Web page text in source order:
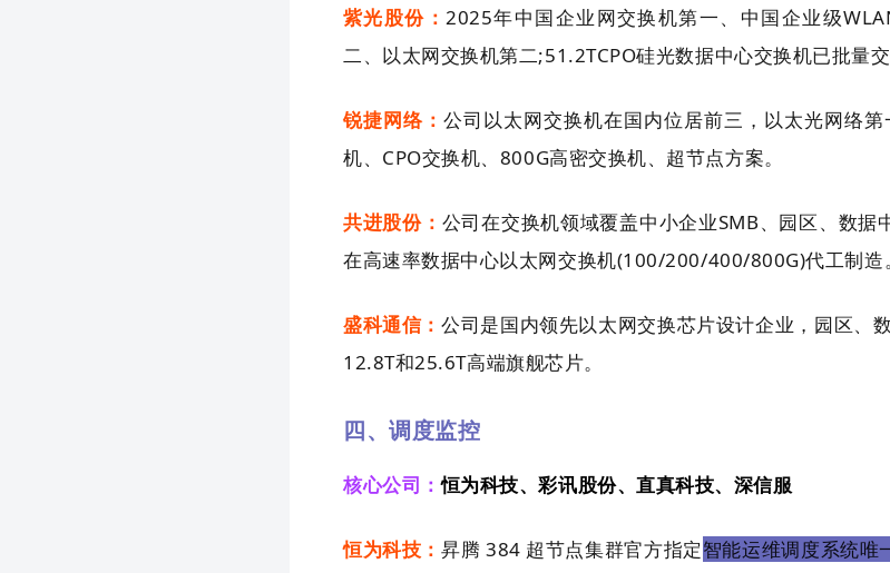
紫光股份：2025年中国企业网交换机第一、中国企业级
二、以太网交换机第二;51.2TCPO硅光数据中心交换机已批量交
锐捷网络：公司以太网交换机在国内位居前三，以太光网络
机、CPO交换机、800G高密交换机、超节点方案。
共进股份： 公司在交换机领域覆盖中小企业SMB、园区、数据
在高速率数据中心以太网交换机(100/200/400/800G)代工制造。
盛科通信：公司是国内领先以太网交换芯片设计企业，园区、
12.8T和25.6T高端旗舰芯片。
四、调度监控
核心公司：恒为科技、彩讯股份、直真科技、深信服
恒为科技：昇腾 384 超节点集群官方指定智能运维调度系统唯